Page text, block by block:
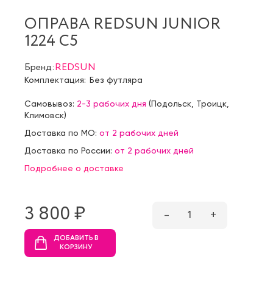
ОПРАВА REDSUN JUNIOR
1224 С5
Бренд:REDSUN
Комплектация: Без футляра
Самовывоз: 2-3 рабочих дня (Подольск Троицк
Климовск)
Доставка по МО: от 2 рабочих дней
Доставка по России: от 2 рабочих дней
Подробнее о доставке
3 800 ₷ – 1 +
ДОБАВИТЬ В
КОРЗИНУ